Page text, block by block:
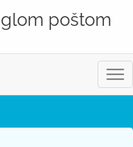
poštom